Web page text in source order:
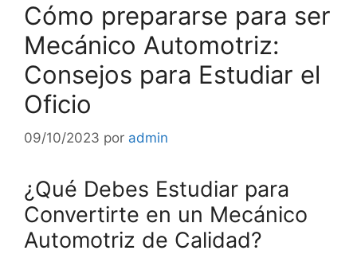
Cómo prepararse para ser
Mecánico Automotriz:
Consejos para Estudiar el
Oficio
09/10/2023 por admin
¿Qué Debes Estudiar para
Convertirte en un Mecánico
Automotriz de Calidad?